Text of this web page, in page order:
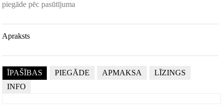
piegāde pēc pasūtījuma
Apraksts
ĪPAŠĪBAS PIEGĀDE APMAKSA
LĪZINGS
INFO